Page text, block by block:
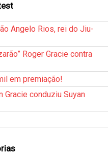
Angelo Rios, rei do Jiu-
Roger Gracie contra
em premiação!
Gracie conduziu Suyan